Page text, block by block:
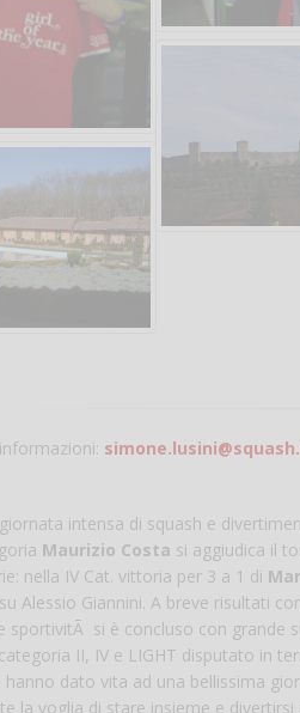
intensa di squash e
Maurizio Costa si aggiudica il
nella IV Cat. vittoria per 3 a 1 di
su Alessio Giannini. A breve risultati
sportivitÃ si è concluso con grande
II, IV e LIGHT disputato in
dato vita ad una bellissima
la voglia di stare insieme e